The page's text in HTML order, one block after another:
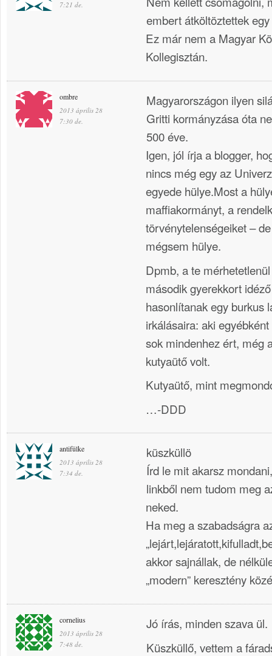
7:21 de.
embert átköltöztettek
Ez már nem a Magyar
Kollegisztán.
ombre
2013 április 28
7:30 de.
Magyarországon ilyen
Gritti kormányzása óta
500 éve.
Igen, jól írja a blogger,
nincs még egy az
egyede hülye.Most a
maffiakormányt, a
törvénytelenségeiket –
mégsem hülye.
Dpmb, a te
második gyerekkort
hasonlítanak egy burkus
irkálásaira: aki
sok mindenhez ért, még
kutyaütő volt.
Kutyaütő, mint
…-DDD
antifülke
2013 április 28
7:34 de.
küszküllö
Írd le mit akarsz
linkből nem tudom meg
neked.
Ha meg a szabadságra
akkor sajnállak, de
„modern” keresztény
cornelius
2013 április 28
7:48 de.
Jó írás, minden szava ül.
Küszküllő, vettem a